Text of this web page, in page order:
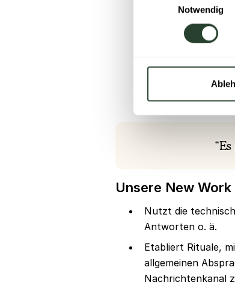
Notwendig
Unsere New
Nutzt die
Antworten o. ä.
Etabliert Rituale,
allgemeinen
Nachrichtenkanal